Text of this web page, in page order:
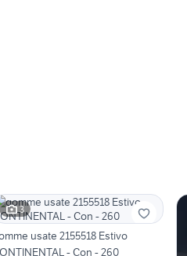
3
usate 2155518 Estivo
- Con - 260